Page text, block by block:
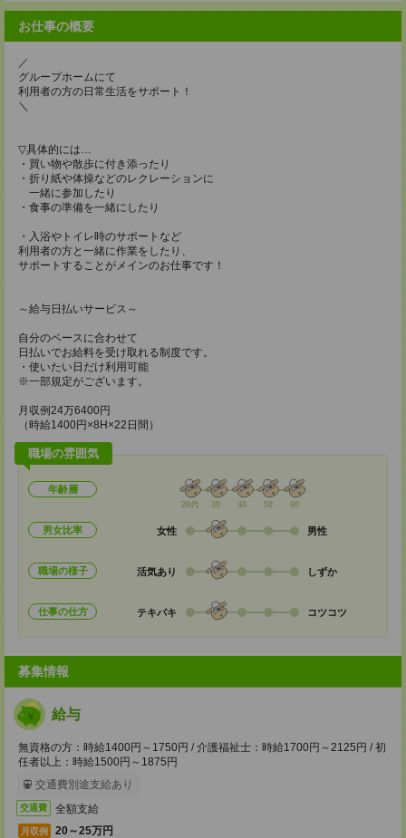
お仕事の概要
／
グループホームにて
利用者の方の日常生活をサポート！
＼
▽具体的には…
・買い物や散歩に付き添ったり
・折り紙や体操などのレクレーションに
一緒に参加したり
・食事の準備を一緒にしたり
・入浴やトイレ時のサポートなど
利用者の方と一緒に作業をしたり、
サポートすることがメインのお仕事です！
～給与日払いサービス～
自分のペースに合わせて
日払いでお給料を受け取れる制度です。
・使いたい日だけ利用可能
※一部規定がございます。
月収例24万6400円
（時給1400円×8H×22日間）
職場の雰囲気
年齢層
20代 30 40 50 60
男女比率 女性 男性
職場の様子 活気あり しずか
仕事の仕方 テキパキ コツコツ
募集情報
給与
無資格の方：時給1400円～1750円 / 介護福祉士：時給1700円～2125円 / 初
任者以上：時給1500円～1875円
交通費別途支給あり
交通費 全額支給
月収例 20～25万円